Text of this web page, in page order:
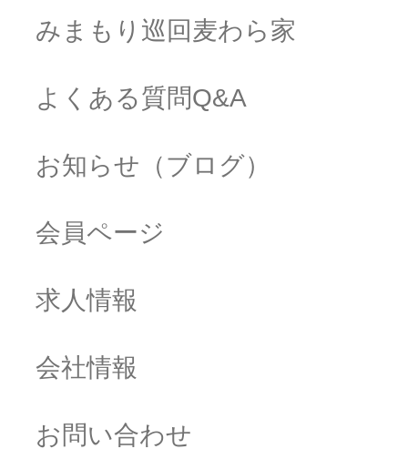
みまもり巡回麦わら家
よくある質問Q&A
お知らせ（ブログ）
会員ページ
求人情報
会社情報
お問い合わせ